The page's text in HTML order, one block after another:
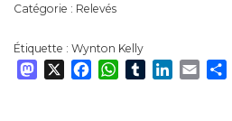
Catégorie : Relevés
Étiquette : Wynton Kelly
Mastodon
X Facebook
WhatsApp
TumblrLinkedIn
Email